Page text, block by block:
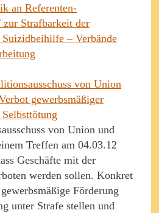
an Referenten-
zur Strafbarkeit der
– Verbände
von Union
gewerbsmäßiger
von Union und
Treffen am 04.03.12
Geschäfte mit der
werden sollen. Konkret
Förderung
unter Strafe stellen und